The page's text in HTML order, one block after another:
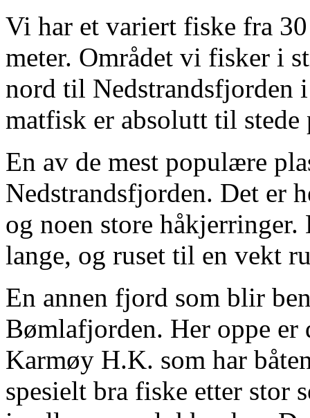
Vi har et variert fiske fra
meter. Området vi fisker i
nord til Nedstrandsfjorden
matfisk er absolutt til stede
En av de mest populære
Nedstrandsfjorden. Det er
og noen store
lange, og ruset til en vekt
En annen fjord som blir
Bømlafjorden. Her oppe er
Karmøy H.K. som har
spesielt bra fiske etter stor